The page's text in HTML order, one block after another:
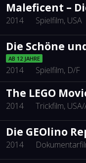
Maleficent –
2014 Spielfilm, USA
Die Schöne
AB 12 JAHRE
2014 Spielfilm, D/F
The LEGO
2014 Trickfilm,
Die GEOlino
2014